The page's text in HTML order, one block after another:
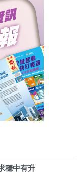
穩中有升